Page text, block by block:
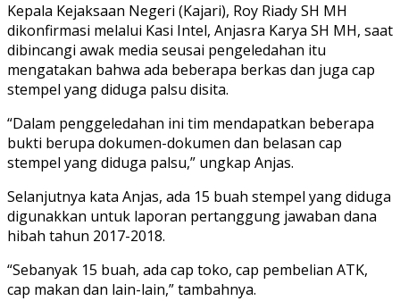
Kepala Kejaksaan Negeri (Kajari), Roy Riady SH MH
dikonfirmasi melalui Kasi Intel, Anjasra Karya SH MH, saat
dibincangi awak media seusai pengeledahan itu
mengatakan bahwa ada beberapa berkas dan juga cap
stempel yang diduga palsu disita.
“Dalam penggeledahan ini tim mendapatkan beberapa
bukti berupa dokumen-dokumen dan belasan cap
stempel yang diduga palsu,” ungkap Anjas.
Selanjutnya kata Anjas, ada 15 buah stempel yang diduga
digunakkan untuk laporan pertanggung jawaban dana
hibah tahun 2017-2018.
“Sebanyak 15 buah, ada cap toko, cap pembelian ATK,
cap makan dan lain-lain,” tambahnya.